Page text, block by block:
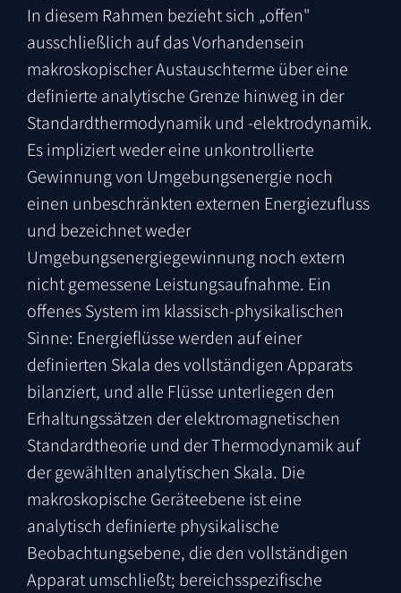
In diesem Rahmen bezieht sich „offen"
ausschließlich auf das Vorhandensein
makroskopischer Austauschterme über eine
definierte analytische Grenze hinweg in der
Standardthermodynamik und -elektrodynamik.
Es impliziert weder eine unkontrollierte
Gewinnung von Umgebungsenergie noch
einen unbeschränkten externen Energiezufluss
und bezeichnet weder
Umgebungsenergiegewinnung noch extern
nicht gemessene Leistungsaufnahme. Ein
offenes System im klassisch-physikalischen
Sinne: Energieflüsse werden auf einer
definierten Skala des vollständigen Apparats
bilanziert, und alle Flüsse unterliegen den
Erhaltungssätzen der elektromagnetischen
Standardtheorie und der Thermodynamik auf
der gewählten analytischen Skala. Die
makroskopische Geräteebene ist eine
analytisch definierte physikalische
Beobachtungsebene, die den vollständigen
Apparat umschließt; bereichsspezifische